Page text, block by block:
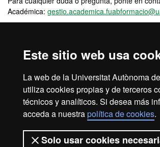
Este sitio web usa
La web de la Universitat Autònoma
utiliza cookies propias y de terceros
técnicos y analíticos. Si desea más
acceda a nuestrapolítica de cookies.
Solo usar cookies
Académica:
Aviso legal Protección de datos
Accesibilidad web
Mapa del web
2026 Universitat
Barcelona